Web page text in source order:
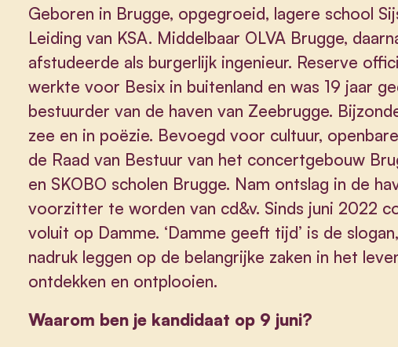
Geboren in Brugge, opgegroeid, lagere school
Leiding van KSA. Middelbaar OLVA Brugge,
afstudeerde als burgerlijk ingenieur. Reserve
werkte voor Besix in buitenland en was 19 jaar
bestuurder van de haven van Zeebrugge.
zee en in poëzie. Bevoegd voor cultuur,
de Raad van Bestuur van het concertgebouw
en SKOBO scholen Brugge. Nam ontslag in de
voorzitter te worden van cd&v. Sinds juni 2022
voluit op Damme. ‘Damme geeft tijd’ is de
nadruk leggen op de belangrijke zaken in het
ontdekken en ontplooien.
Waarom ben je kandidaat op 9 juni?